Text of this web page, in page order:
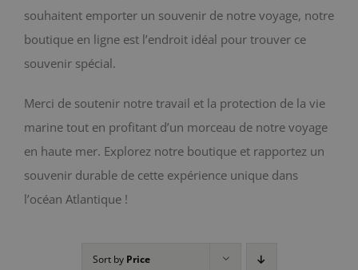
souhaitent emporter un souvenir de notre voyage, notre
boutique en ligne est l’endroit idéal pour trouver ce
souvenir spécial.
Merci de soutenir notre travail et la protection de la vie
marine tout en profitant d’un morceau de notre voyage
en haute mer. Explorez notre boutique et rapportez un
souvenir durable de cette expérience unique dans
l’océan Atlantique !
Sort by Price